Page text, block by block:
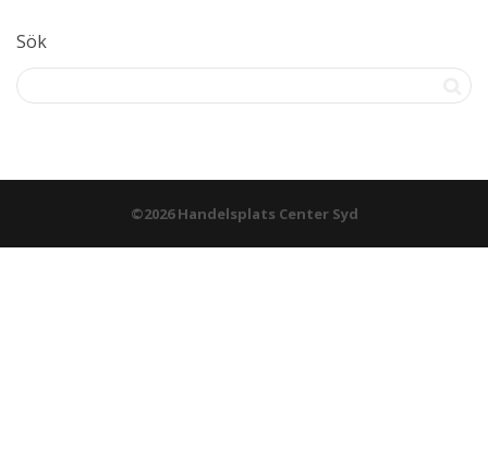
Sök
©2026 Handelsplats Center Syd